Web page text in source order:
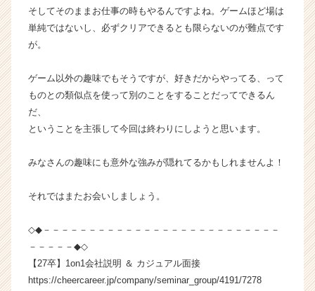
（C
h
e
C
a
e
そしてそのままお仕事の時もやるんですよね。ゲームほど場は
単純ではないし、必ずクリアできるとも限らないのが難点です
が。
ゲーム以外の趣味でもそうですが、好きだからやってる、って
ものとの類似点を使って別のことをすることだってできるん
だ、
ということを主張して今回は終わりにしようと思います。
みなさんの趣味にも意外な強みが隠れてるかもしれませんよ！
それではまたお会いしましょう。
◇◆－－－－－－－－－－－－－－－－－－－－－－－－－－
－－－－－◆◇
【27卒】1on1会社説明 ＆ カジュアル面接
https://cheercareer.jp/company/seminar_group/4191/7278